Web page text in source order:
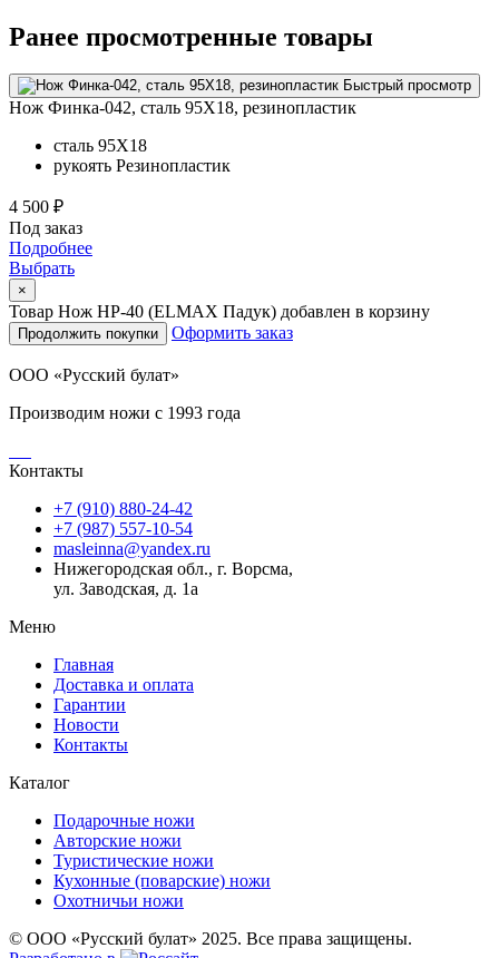
Ранее просмотренные товары
Быстрый просмотр
Нож Финка-042, сталь 95Х18, резинопластик
сталь 95Х18
рукоять Резинопластик
4 500 ₽
Под заказ
Подробнее
Выбрать
×
Товар Нож НР-40 (ELMAX Падук) добавлен в корзину
Продолжить покупки Оформить заказ
ООО «Русский булат»
Производим ножи с 1993 года
Контакты
+7 (910) 880-24-42
+7 (987) 557-10-54
masleinna@yandex.ru
Нижегородская обл., г. Ворсма,
ул. Заводская, д. 1а
Меню
Главная
Доставка и оплата
Гарантии
Новости
Контакты
Каталог
Подарочные ножи
Авторские ножи
Туристические ножи
Кухонные (поварские) ножи
Охотничьи ножи
© ООО «Русский булат» 2025. Все права защищены.